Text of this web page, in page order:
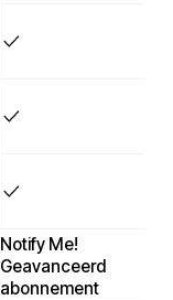
Notify Me!
Geavanceerd
abonnement